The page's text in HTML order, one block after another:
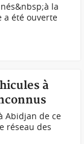
la
a été ouverte
à
Abidjan de ce
réseau des